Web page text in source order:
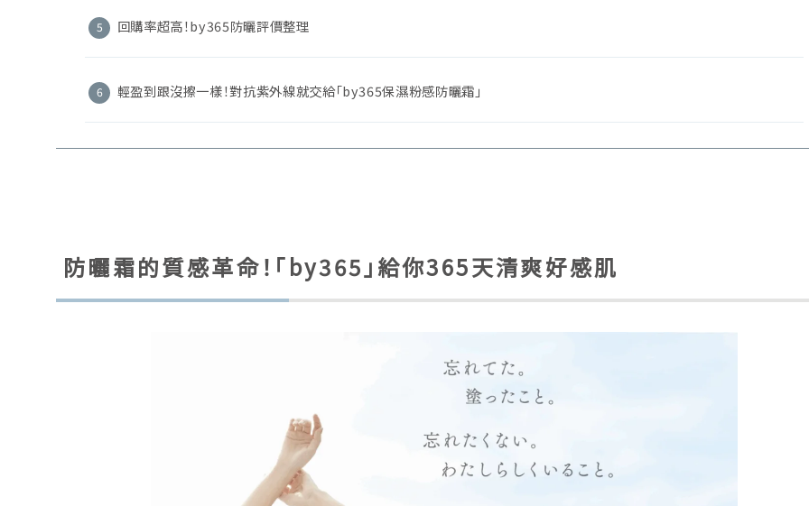
回購率超高！by365防曬評價整理
輕盈到跟沒擦一樣！對抗紫外線就交給「by365保濕粉感防曬霜」
防曬霜的質感革命！「by365」給你365天清爽好感肌